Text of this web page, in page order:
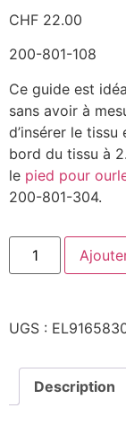
CHF 22.00
200-801-108
Ce guide est
sans avoir à
d’insérer le
bord du tissu à
le pied pour
200-801-304.
UGS :
Description